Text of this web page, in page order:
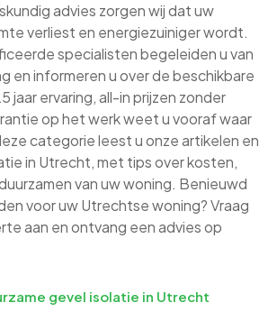
advies zorgen wij dat uw
verliest en energiezuiniger wordt.
specialisten begeleiden u van
en informeren u over de beschikbare
jaar ervaring, all-in prijzen zonder
op het werk weet u vooraf waar
categorie leest u onze artikelen en
in Utrecht, met tips over kosten,
van uw woning. Benieuwd
voor uw Utrechtse woning? Vraag
aan en ontvang een advies op
gevel isolatie in Utrecht